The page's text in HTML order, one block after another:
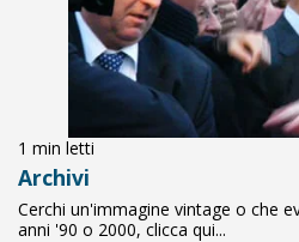
1 min letti
Archivi
Cerchi un'immagine vintage o che
anni '90 o 2000, clicca qui...